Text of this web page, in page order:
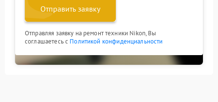
Отправить заявку
Отправляя заявку на ремонт техники Nikon, Вы
соглашаетесь с Политикой конфиденциальности